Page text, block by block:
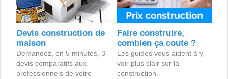
Devis construction de
maison
Demandez, en 5 minutes, 3
devis comparatifs aux
professionnels de votre
Faire construire,
combien ça coute ?
Les guides vous aident à y
voir plus clair sur la
construction.